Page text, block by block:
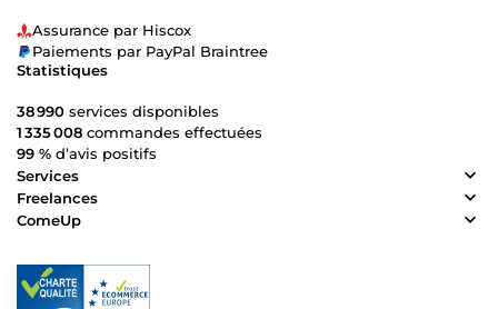
Assurance par Hiscox
Paiements par PayPal Braintree
Statistiques
38 990 services disponibles
1 335 008 commandes effectuées
99 % d’avis positifs
Services
Freelances
ComeUp